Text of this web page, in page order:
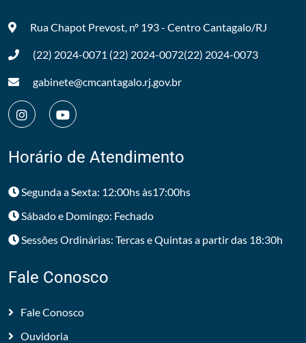
Rua Chapot Prevost, nº 193 - CentroCantagalo/RJ
(22) 2024-0071 (22) 2024-0072(22) 2024-0073
gabinete@cmcantagalo.rj.gov.br
Horário de Atendimento
Segunda a Sexta: 12:00hs às17:00hs
Sábado e Domingo: Fechado
Sessões Ordinárias: Tercas e Quintas a partir das 18:30h
Fale Conosco
Fale Conosco
Ouvidoria